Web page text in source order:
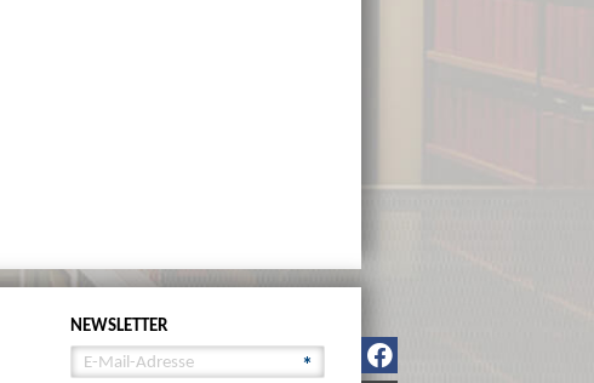
NEWSLETTER